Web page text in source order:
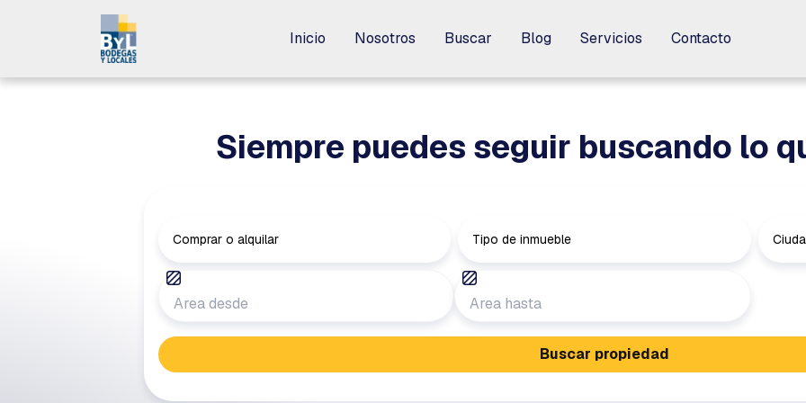
Inicio Nosotros Buscar Blog Servicios Contacto
Inicio Nosotros Buscar Blog Servicios Contacto
Siempre puedes seguir buscando lo
Comprar o alquilar Tipo de inmueble
Buscar propiedad